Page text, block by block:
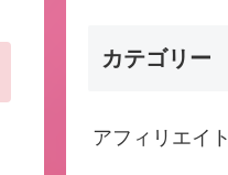
カテゴリー
アフィリエイト